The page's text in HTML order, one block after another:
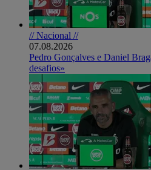
// Nacional //
07.08.2026
Pedro Gonçalves e Daniel
desafios»